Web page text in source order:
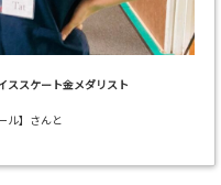
ススケート金メダリスト
ル】さんと